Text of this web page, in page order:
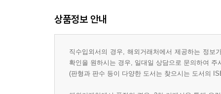
상품정보 안내
직수입외서의 경우, 해외거래처에서 제공하는 정
확인을 원하시는 경우, 일대일 상담으로 문의하여 주
(판형과 판수 등이 다양한 도서는 찾으시는 도서의